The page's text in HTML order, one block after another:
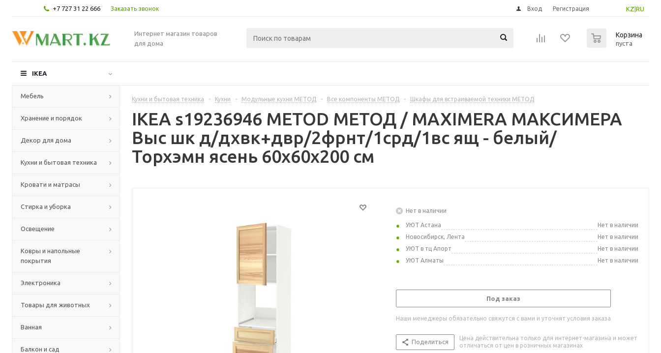
+7 727 31 22 666 Заказать звонок KZ RU
Вход Регистрация
Интернет магазин товаров
для дома
Корзина
пуста
IKEA
Мебель
Хранение и порядок
Декор для дома
Кухни и бытовая техника
Кровати и матрасы
Стирка и уборка
Освещение
Ковры и напольные
покрытия
Электроника
Товары для животных
Ванная
Балкон и сад
Кухни и бытовая техника - Кухни - Модульные кухни МЕТОД - Все компоненты МЕТОД - Шкафы для встраиваемой техники МЕТОД
IKEA s19236946 METOD МЕТОД / MAXIMERA МАКСИМЕРА
Выс шк д/дхвк+двр/2фрнт/1срд/1вс ящ - белый/
Торхэмн ясень 60x60x200 см
Нет в наличии
УЮТ Астана
Нет в наличии
Новосибирск, Лента
Нет в наличии
УЮТ в тц Апорт
Нет в наличии
УЮТ Алматы
Нет в наличии
Под заказ
Наши менеджеры обязательно свяжутся с вами и уточнят условия заказа
Поделиться
Цена действительна только для интернет-магазина и может
отличаться от цен в розничных магазинах